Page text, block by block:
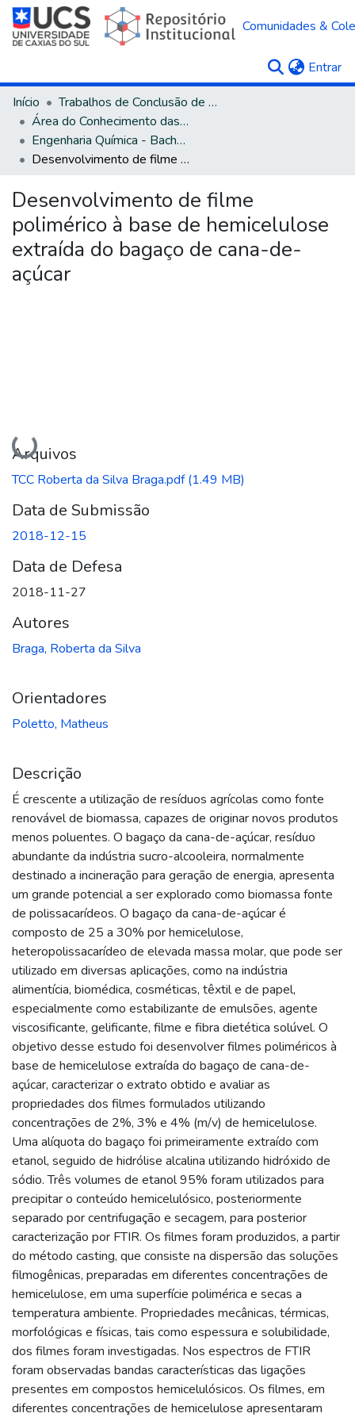
Comunidades &
Entrar
Início
Trabalhos de Conclusão de Curso
Área do Conhecimento das Engenharias
Engenharia Química - Bacharelado
Desenvolvimento de filme polimérico à base de hemicelulose extraída do bagaço de cana-de-açúcar
Desenvolvimento de filme
polimérico à base de hemicelulose
extraída do bagaço de cana-de-
açúcar
Carregando...
Arquivos
TCC Roberta da Silva Braga.pdf(1.49 MB)
Data de Submissão
2018-12-15
Data de Defesa
2018-11-27
Autores
Braga, Roberta da Silva
Orientadores
Poletto, Matheus
Descrição
É crescente a utilização de resíduos agrícolas como fonte
renovável de biomassa, capazes de originar novos produtos
menos poluentes. O bagaço da cana-de-açúcar, resíduo
abundante da indústria sucro-alcooleira, normalmente
destinado a incineração para geração de energia, apresenta
um grande potencial a ser explorado como biomassa fonte
de polissacarídeos. O bagaço da cana-de-açúcar é
composto de 25 a 30% por hemicelulose,
heteropolissacarídeo de elevada massa molar, que pode ser
utilizado em diversas aplicações, como na indústria
alimentícia, biomédica, cosméticas, têxtil e de papel,
especialmente como estabilizante de emulsões, agente
viscosificante, gelificante, filme e fibra dietética solúvel. O
objetivo desse estudo foi desenvolver filmes poliméricos à
base de hemicelulose extraída do bagaço de cana-de-
açúcar, caracterizar o extrato obtido e avaliar as
propriedades dos filmes formulados utilizando
concentrações de 2%, 3% e 4% (m/v) de hemicelulose.
Uma alíquota do bagaço foi primeiramente extraído com
etanol, seguido de hidrólise alcalina utilizando hidróxido de
sódio. Três volumes de etanol 95% foram utilizados para
precipitar o conteúdo hemicelulósico, posteriormente
separado por centrifugação e secagem, para posterior
caracterização por FTIR. Os filmes foram produzidos, a partir
do método casting, que consiste na dispersão das soluções
filmogênicas, preparadas em diferentes concentrações de
hemicelulose, em uma superfície polimérica e secas a
temperatura ambiente. Propriedades mecânicas, térmicas,
morfológicas e físicas, tais como espessura e solubilidade,
dos filmes foram investigadas. Nos espectros de FTIR
foram observadas bandas características das ligações
presentes em compostos hemicelulósicos. Os filmes, em
diferentes concentrações de hemicelulose apresentaram